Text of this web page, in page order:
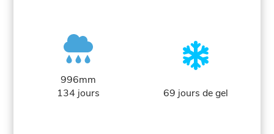
996mm
134 jours
69 jours de gel